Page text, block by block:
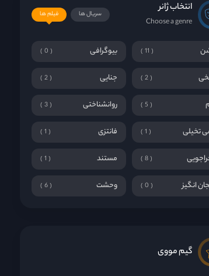
انتخاب ژانر
Choose a genre
فیلم ها سریال ها
11 بیوگرافی 0
2 جنایی 2
5 روانشناختی 3
تخیلی 1 فانتزی 1
8 مستند 1
انگیز 0 وحشت 6
گیم مووی